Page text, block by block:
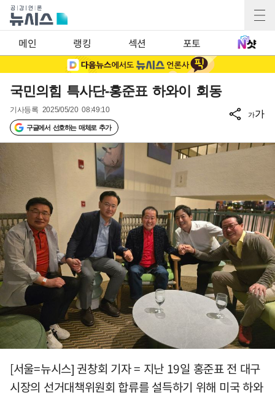
메인 랭킹 섹션 포토
국민의힘 특사단-홍준표 하와이 회동
기사등록 2025/05/20 08:49:10
구글에서 선호하는 매체로 추가
가가
[서울=뉴시스] 권창회 기자 = 지난 19일 홍준표 전 대구
시장의 선거대책위원회 합류를 설득하기 위해 미국 하와